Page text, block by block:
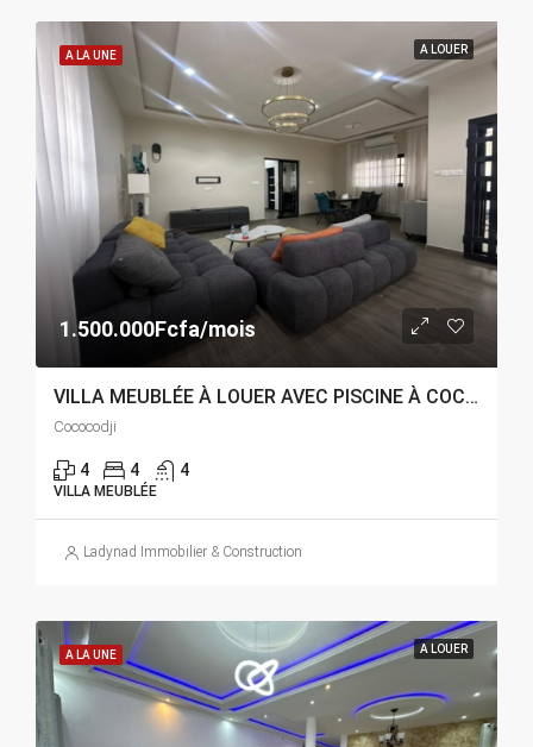
A LA UNE A LOUER
1.500.000Fcfa/mois
VILLA MEUBLÉE À LOUER AVEC PISCINE À COCOCODJI
Cococodji
4 4 4
VILLA MEUBLÉE
Ladynad Immobilier & Construction
A LA UNE A LOUER